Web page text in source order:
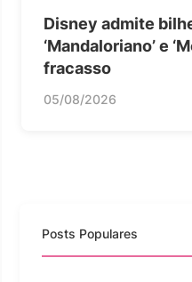
Disney admite
‘Mandaloriano’ e
fracasso
05/08/2026
Posts Populares